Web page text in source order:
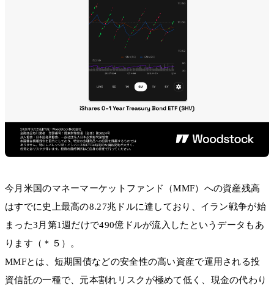
今月米国のマネーマーケットファンド（MMF）への資産残高
はすでに史上最高の8.27兆ドルに達しており、イラン戦争が始
まった3月第1週だけで490億ドルが流入したというデータもあ
ります（＊５）。
MMFとは、短期国債などの安全性の高い資産で運用される投
資信託の一種で、元本割れリスクが極めて低く、現金の代わり